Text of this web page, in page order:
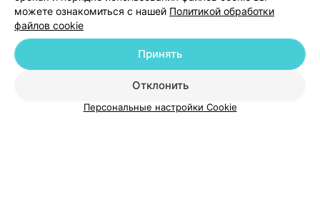
О проекте Новости проекта
Размещение рекламы
Медицинский маркетинг
Публичный договор
Пользовательское соглашение
Способы оплаты
можете ознакомиться с нашей Политикой обработки
файлов cookie
Отклонить
Принять
Персональные настройки Cookie